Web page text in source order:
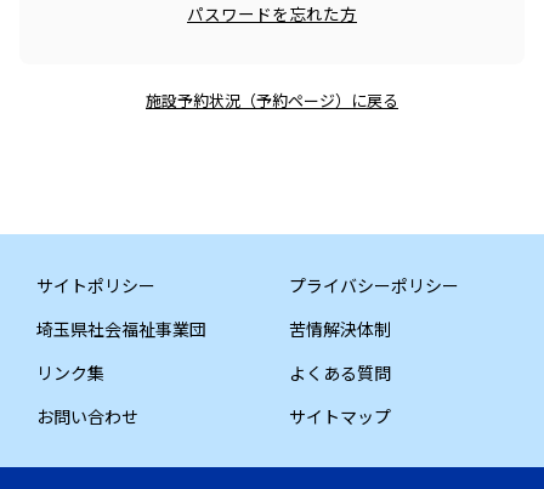
パスワードを忘れた方
施設予約状況（予約ページ）に戻る
サイトポリシー
プライバシーポリシー
埼玉県社会福祉事業団
苦情解決体制
リンク集
よくある質問
お問い合わせ
サイトマップ